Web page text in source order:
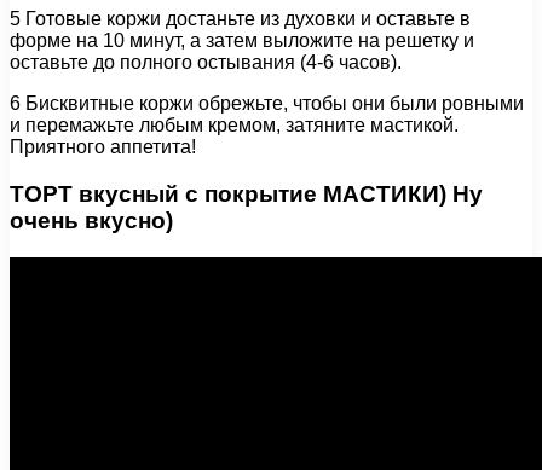
5 Готовые коржи достаньте из духовки и оставьте в
форме на 10 минут, а затем выложите на решетку и
оставьте до полного остывания (4-6 часов).
6 Бисквитные коржи обрежьте, чтобы они были ровными
и перемажьте любым кремом, затяните мастикой.
Приятного аппетита!
ТОРТ вкусный с покрытие МАСТИКИ) Ну
очень вкусно)